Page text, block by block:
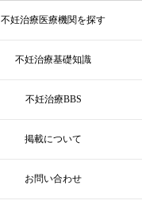
不妊治療医療機関を探す
不妊治療基礎知識
不妊治療BBS
掲載について
お問い合わせ